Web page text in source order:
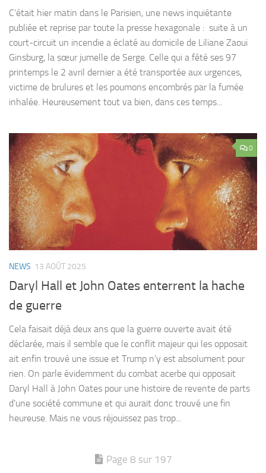
C’était hier matin dans le Parisien, une news inquiétante
publiée et reprise par toute la presse hexagonale : suite à un
court-circuit un incendie a éclaté au domicile de Liliane Zaoui
Ginsburg, la sœur jumelle de Serge. Celle qui a fêté ses 97
printemps le 2 avril dernier a été transportée aux urgences,
victime de brulures et les poumons encombrés par la fumée
inhalée. Heureusement tout va bien, dans ces temps...
0
NEWS 13 AOÛT 2025
Daryl Hall et John Oates enterrent la hache
de guerre
Cela faisait déjà deux ans que la guerre ouverte avait été
déclarée, mais il semble que le conflit majeur qui les opposait
ait enfin trouvé une issue et Trump n’y est absolument pour
rien. On parle évidemment du combat acerbe qui opposait
Daryl Hall à John Oates pour une histoire de revente de parts
d’une société commune et qui aurait donc trouvé une fin
heureuse. Mais ne vous réjouissez pas trop...
Page 8 sur 197